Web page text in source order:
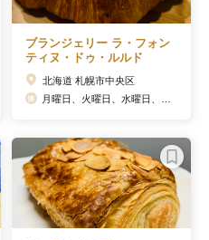
ブランジェリー ラ・フォン
ティヌ・ドゥ・ルルド
北海道 札幌市中央区